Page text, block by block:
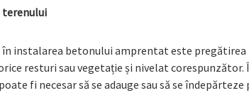
terenului
în instalarea betonului amprentat este pregătirea
resturi sau vegetație și nivelat corespunzător.
fi necesar să se adauge sau să se